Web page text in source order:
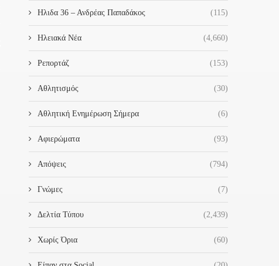
ΣΥΝΆΝΤΗΣΗ ΜΕ ΤΗΝ ΓΕΝΙΚΉ
ΓΡΑΜΜΑΤΈΑ ΥΠΟΔΟΧΉΣ
ΑΙΤΟΎΝΤΩΝ ΆΣΥΛΟ
«Ο ΔΉΜΟΣ ΉΛΙΔΑΣ ΤΊΜΗΣΕ
ΜΊΑ ΛΑΜΠΡΉ
Ηλιδα 36 – Ανδρέας Παπαδάκος (115)
Ηλειακά Νέα (4,660)
Ρεπορτάζ (153)
Αθλητισμός (30)
Αθλητική Ενημέρωση Σήμερα (6)
Αφιερώματα (93)
Απόψεις (794)
Γνώμες (7)
Δελτία Τύπου (2,439)
Χωρίς Όρια (60)